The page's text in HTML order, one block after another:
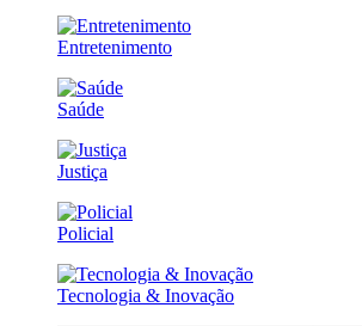
Entretenimento
Saúde
Justiça
Policial
Tecnologia & Inovação